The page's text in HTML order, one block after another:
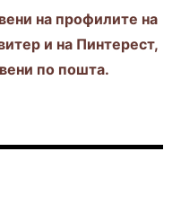
на профилите на
и на Пинтерест,
по пошта.